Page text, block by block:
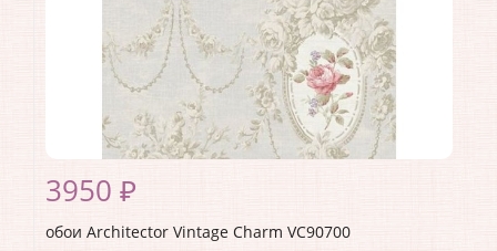
3950 ₽
обои Architector Vintage Charm VC90700